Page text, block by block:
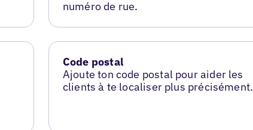
numéro de rue.
Code postal
Ajoute ton code postal pour aider les
clients à te localiser plus précisément.